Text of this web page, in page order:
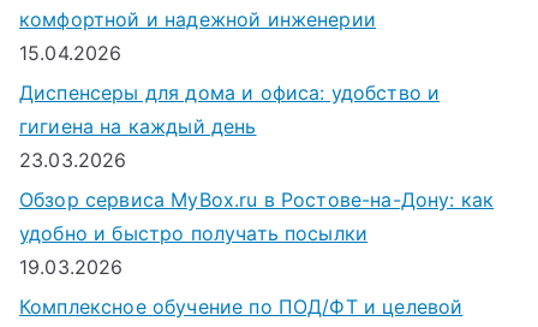
комфортной и надежной инженерии
15.04.2026
Диспенсеры для дома и офиса: удобство и
гигиена на каждый день
23.03.2026
Обзор сервиса MyBox.ru в Ростове-на-Дону: как
удобно и быстро получать посылки
19.03.2026
Комплексное обучение по ПОД/ФТ и целевой